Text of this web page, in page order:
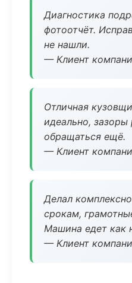
Диагностика
фотоотчёт.
не нашли.
— Клиент
Отличная
идеально,
обращаться ещё.
— Клиент
Делал
срокам,
Машина едет как
— Клиент